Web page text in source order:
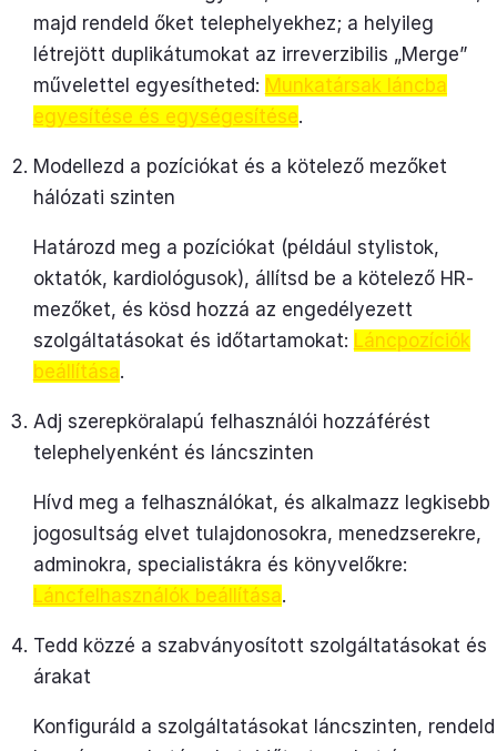
majd rendeld őket telephelyekhez; a helyileg
létrejött duplikátumokat az irreverzibilis „Merge”
művelettel egyesítheted: Munkatársak láncba
egyesítése és egységesítése.
Modellezd a pozíciókat és a kötelező mezőket
hálózati szinten
Határozd meg a pozíciókat (például stylistok,
oktatók, kardiológusok), állítsd be a kötelező HR-
mezőket, és kösd hozzá az engedélyezett
szolgáltatásokat és időtartamokat: Láncpozíciók
beállítása.
Adj szerepköralapú felhasználói hozzáférést
telephelyenként és láncszinten
Hívd meg a felhasználókat, és alkalmazz legkisebb
jogosultság elvet tulajdonosokra, menedzserekre,
adminokra, specialistákra és könyvelőkre:
Láncfelhasználók beállítása.
Tedd közzé a szabványosított szolgáltatásokat és
árakat
Konfiguráld a szolgáltatásokat láncszinten, rendeld